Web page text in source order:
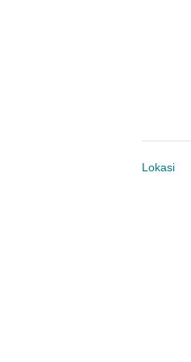
Lokasi